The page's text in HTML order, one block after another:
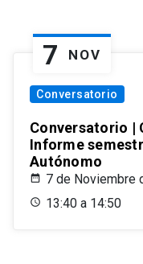
7 NOV
Conversatorio
Conversatorio |
Informe
Autónomo
7 de Noviembre
13:40 a 14:50